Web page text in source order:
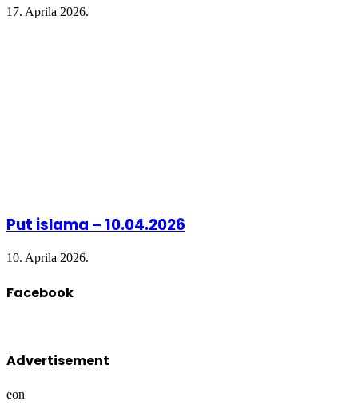
17. Aprila 2026.
Put islama – 10.04.2026
10. Aprila 2026.
Facebook
Advertisement
eon